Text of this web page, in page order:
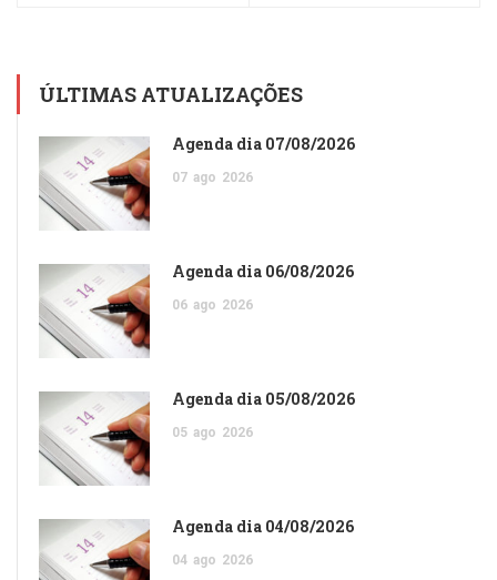
ÚLTIMAS ATUALIZAÇÕES
Agenda dia 07/08/2026
07 ago 2026
Agenda dia 06/08/2026
06 ago 2026
Agenda dia 05/08/2026
05 ago 2026
Agenda dia 04/08/2026
04 ago 2026